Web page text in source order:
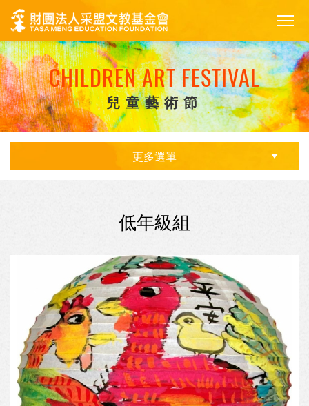
CHILDREN ART FESTIVAL
兒童藝術節
更多選單
低年級組